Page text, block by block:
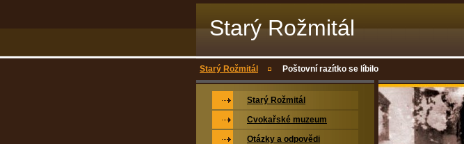
Starý Rožmitál
Starý Rožmitál Poštovní razítko se líbilo
Starý Rožmitál
Cvokařské muzeum
Otázky a odpovědi